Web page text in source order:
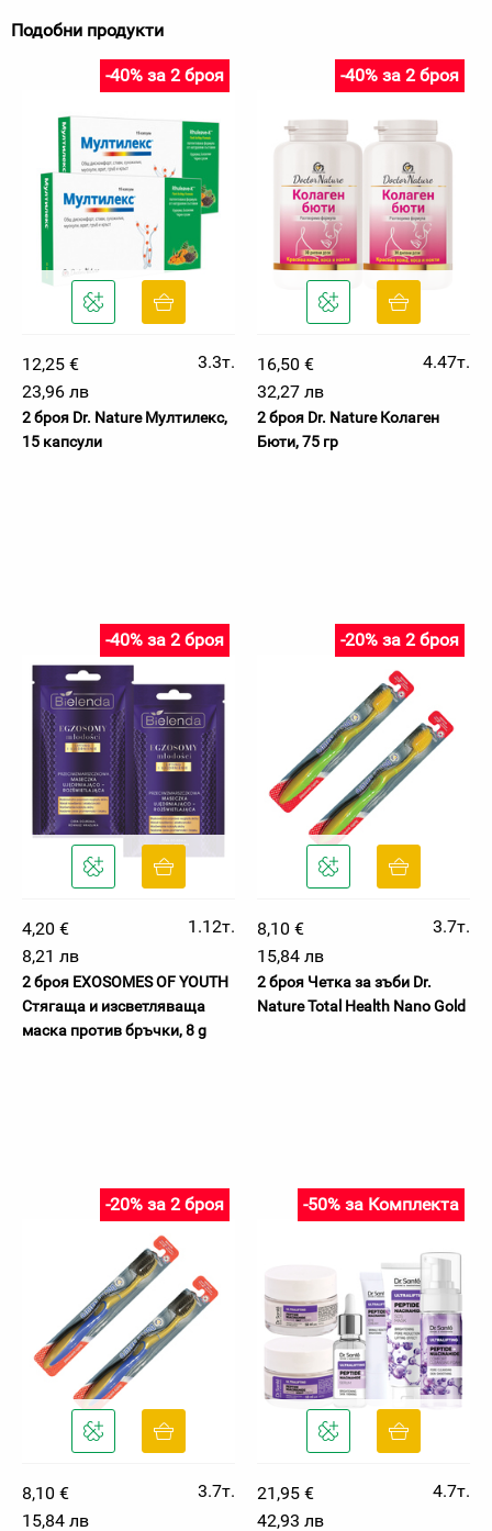
Подобни продукти
-40% за 2 броя
12,25 €
3.3т.
23,96 лв
2 броя Dr. Nature Мултилекс,
15 капсули
-40% за 2 броя
16,50 €
4.47т.
32,27 лв
2 броя Dr. Nature Колаген
Бюти, 75 гр
-40% за 2 броя
4,20 €
1.12т.
8,21 лв
2 броя EXOSOMES OF YOUTH
Стягаща и изсветляваща
маска против бръчки, 8 g
-20% за 2 броя
8,10 €
3.7т.
15,84 лв
2 броя Четка за зъби Dr.
Nature Total Health Nano Gold
-20% за 2 броя
8,10 €
3.7т.
15,84 лв
-50% за Комплекта
21,95 €
4.7т.
42,93 лв